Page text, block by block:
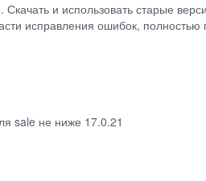
Скачать и использовать старые
исправления ошибок,
sale не ниже 17.0.21